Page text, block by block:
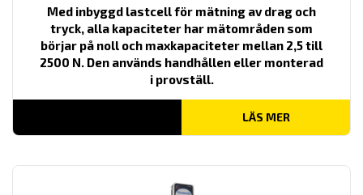
Med inbyggd lastcell för mätning av drag och
tryck, alla kapaciteter har mätområden som
börjar på noll och maxkapaciteter mellan 2,5 till
2500 N. Den används handhållen eller monterad
i provställ.
LÄS MER